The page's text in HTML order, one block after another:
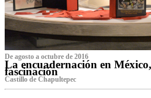
De agosto a octubre de 2016
La encuadernación en
fascinación
Castillo de Chapultepec